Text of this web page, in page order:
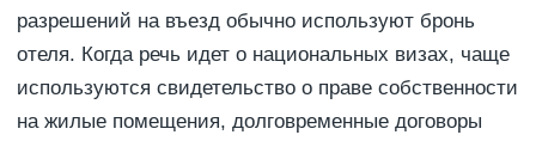
разрешений на въезд обычно используют бронь
отеля. Когда речь идет о национальных визах, чаще
используются свидетельство о праве собственности
на жилые помещения, долговременные договоры